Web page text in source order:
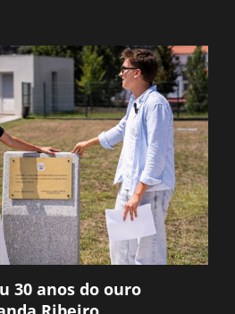
30 anos do ouro